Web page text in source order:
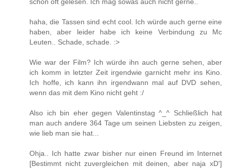
haha, die Tassen sind echt cool. Ich würde auch gerne eine
haben, aber leider habe ich keine Verbindung zu Mc
Leuten.. Schade, schade. :>
Wie war der Film? Ich würde ihn auch gerne sehen, aber
ich komm in letzter Zeit irgendwie garnicht mehr ins Kino.
Ich hoffe, ich kann ihn irgendwann mal auf DVD sehen,
wenn das mit dem Kino nicht geht :/
Also ich bin eher gegen Valentinstag ^_^ Schließlich hat
man auch andere 364 Tage um seinen Liebsten zu zeigen,
wie lieb man sie hat...
Ohja.. Ich hatte zwar bisher nur einen Freund im Internet
[Bestimmt nicht zuvergleichen mit deinen, aber naja xD']